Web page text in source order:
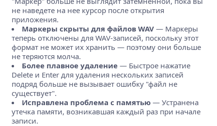
не наведете на нее курсор после открытия
приложения.
Маркеры скрыты для файлов WAV — Маркеры
теперь отключены для WAV-записей, поскольку этот
формат не может их хранить — поэтому они больше
не теряются молча.
Более плавное удаление — Быстрое нажатие
Delete и Enter для удаления нескольких записей
подряд больше не вызывает ошибку "файл не
существует".
Исправлена проблема с памятью — Устранена
утечка памяти, возникавшая каждый раз при начале
записи.